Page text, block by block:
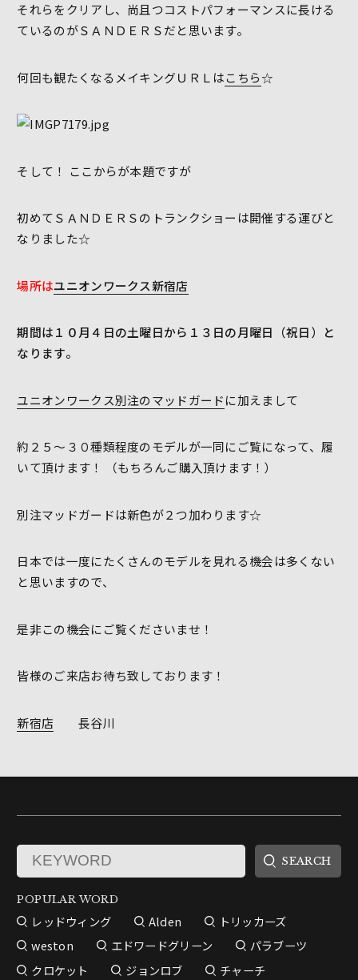
それらをクリアし、尚且つコストパフォーマンスに長ける
ているのがＳＡＮＤＥＲＳだと思います。
何回も観たくなるメイキングＵＲＬはこちら☆
そして！ ここからが本題ですが
初めてＳＡＮＤＥＲＳのトランクショーは開催する運びと
なりました☆
場所はユニオンワークス新宿店
期間は１０月４日の土曜日から１３日の月曜日（祝日）と
なります。
ユニオンワークス別注のマッドガードに加えまして
約２５～３０種類程度のモデルが一同にご覧になって、履
いて頂けます！ （もちろんご購入頂けます！）
別注マッドガードは新色が２つ加わります☆
日本では一度にたくさんのモデルを見れる機会は多くない
と思いますので、
是非この機会にご覧くださいませ！
皆様のご来店お待ち致しております！
新宿店 長谷川
POPULAR WORD
レッドウィング Alden
トリッカーズ
weston
エドワードグリーン
パラブーツ
クロケット
ジョンロブ
チャーチ